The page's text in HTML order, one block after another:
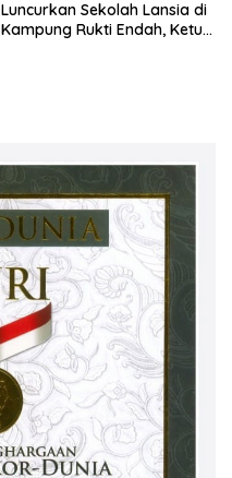
Luncurkan Sekolah Lansia di
Kampung Rukti Endah, Ketua